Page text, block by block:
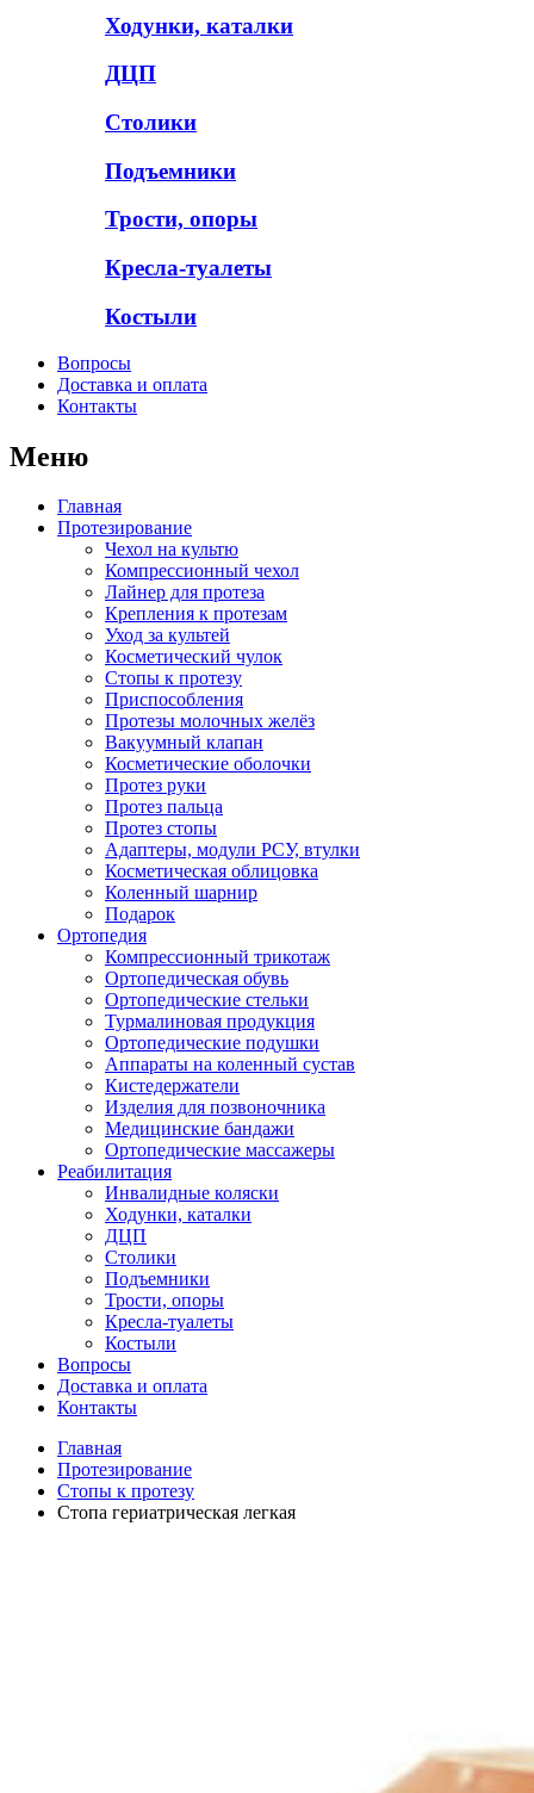
Ходунки, каталки
ДЦП
Столики
Подъемники
Трости, опоры
Кресла-туалеты
Костыли
Вопросы
Доставка и оплата
Контакты
Меню
Главная
Протезирование
Чехол на культю
Компрессионный чехол
Лайнер для протеза
Крепления к протезам
Уход за культей
Косметический чулок
Стопы к протезу
Приспособления
Протезы молочных желёз
Вакуумный клапан
Косметические оболочки
Протез руки
Протез пальца
Протез стопы
Адаптеры, модули РСУ, втулки
Косметическая облицовка
Коленный шарнир
Подарок
Ортопедия
Компрессионный трикотаж
Ортопедическая обувь
Ортопедические стельки
Турмалиновая продукция
Ортопедические подушки
Аппараты на коленный сустав
Кистедержатели
Изделия для позвоночника
Медицинские бандажи
Ортопедические массажеры
Реабилитация
Инвалидные коляски
Ходунки, каталки
ДЦП
Столики
Подъемники
Трости, опоры
Кресла-туалеты
Костыли
Вопросы
Доставка и оплата
Контакты
Главная
Протезирование
Стопы к протезу
Стопа гериатрическая легкая